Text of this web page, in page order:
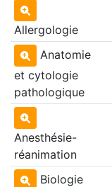
Allergologie
Anatomie
et cytologie
pathologique
Anesthésie-
réanimation
Biologie